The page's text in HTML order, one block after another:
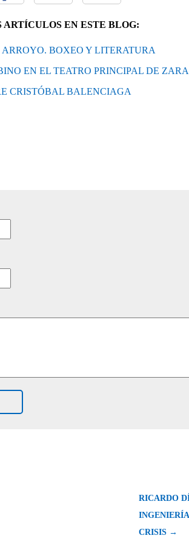
ARTÍCULOS EN ESTE BLOG:
BOXEO Y LITERATURA
EN EL TEATRO PRINCIPAL DE
CRISTÓBAL BALENCIAGA
RICARDO
CRISIS →